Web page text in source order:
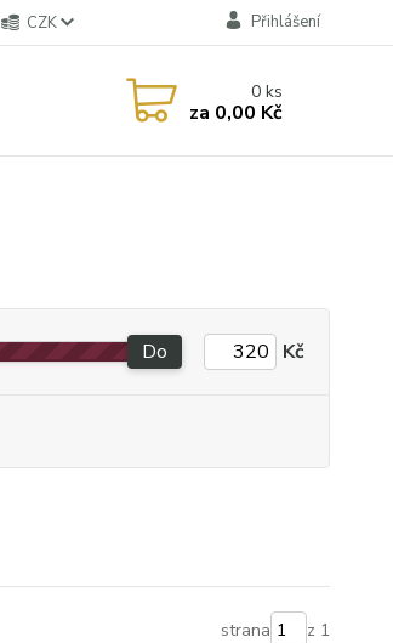
CZK Přihlášení
0ks
za 0,00 Kč
Do Kč
strana z 1